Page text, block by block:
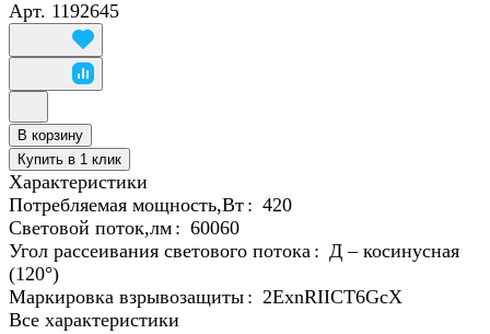
Арт. 1192645
В корзину
Купить в 1 клик
Характеристики
Потребляемая мощность,Вт : 420
Световой поток,лм : 60060
Угол рассеивания светового потока : Д – косинусная
(120°)
Маркировка взрывозащиты : 2ЕхnRIICT6GcХ
Все характеристики